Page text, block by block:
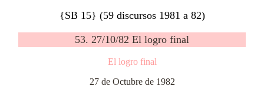
{SB 15} (59 discursos 1981 a 82)
53. 27/10/82 El logro final
El logro final
27 de Octubre de 1982